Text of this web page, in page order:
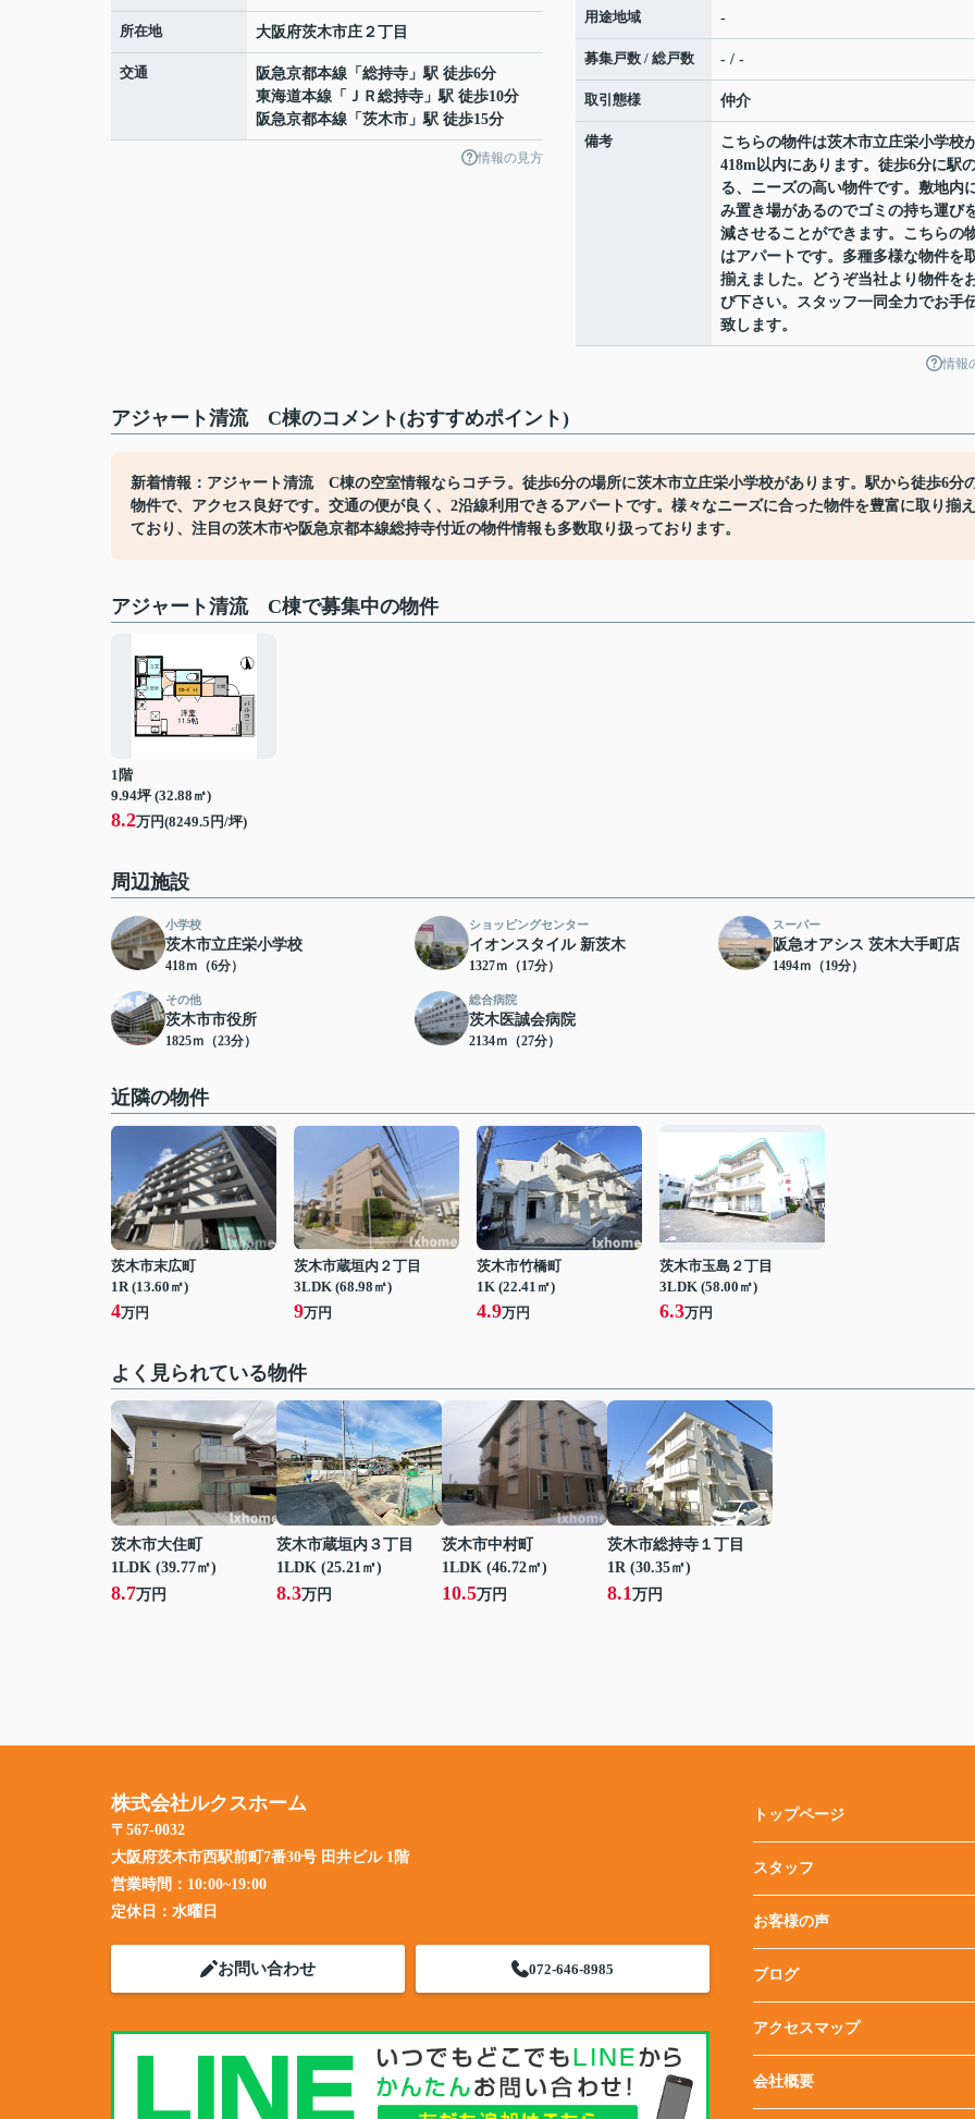
所在地 大阪府茨木市庄 ２丁目
交通 阪急京都本線 「 総持寺 」駅 徒歩6分
東海道本線 「 ＪＲ総持寺 」駅 徒歩10分
阪急京都本線 「 茨木市 」駅 徒歩15分
情報の見方
用途地域 -
募集戸数 / 総戸数 - / -
取引態様 仲介
備考
こちらの物件は茨木市立庄栄小学校
418m以内にあります。徒歩6分に駅
る、ニーズの高い物件です。敷地内
み置き場があるのでゴミの持ち運び
減させることができます。こちらの
はアパートです。多種多様な物件を
揃えました。どうぞ当社より物件を
び下さい。スタッフ一同全力でお手
致します。
情報
アジャート清流 C棟のコメント(おすすめポイント)
新着情報：アジャート清流 C棟の空室情報ならコチラ。徒歩6分の場所に茨木市立庄栄小学校があります。駅から徒歩6分
物件で、アクセス良好です。交通の便が良く、2沿線利用できるアパートです。様々なニーズに合った物件を豊富に取り揃え
ており、注目の茨木市や阪急京都本線総持寺付近の物件情報も多数取り扱っております。
アジャート清流 C棟で募集中の物件
1階
9.94坪 (32.88㎡)
8.2万円(8249.5円/坪)
周辺施設
小学校
茨木市立庄栄小学校
418ｍ（6分）
ショッピングセンター
イオンスタイル 新茨木
1327ｍ（17分）
スーパー
阪急オアシス 茨木大手町店
1494ｍ（19分）
その他
茨木市市役所
1825ｍ（23分）
総合病院
茨木医誠会病院
2134ｍ（27分）
近隣の物件
茨木市末広町
1R (13.60㎡)
4万円
茨木市蔵垣内２丁目
3LDK (68.98㎡)
9万円
茨木市竹橋町
1K (22.41㎡)
4.9万円
茨木市玉島２丁目
3LDK (58.00㎡)
6.3万円
よく見られている物件
茨木市大住町
1LDK (39.77㎡)
8.7万円
茨木市蔵垣内３丁目
1LDK (25.21㎡)
8.3万円
茨木市中村町
1LDK (46.72㎡)
10.5万円
茨木市総持寺１丁目
1R (30.35㎡)
8.1万円
株式会社ルクスホーム
〒567-0032
大阪府茨木市西駅前町7番30号 田井ビル 1階
営業時間： 10:00~19:00
定休日： 水曜日
お問い合わせ 072-646-8985
トップページ
スタッフ
お客様の声
ブログ
アクセスマップ
会社概要